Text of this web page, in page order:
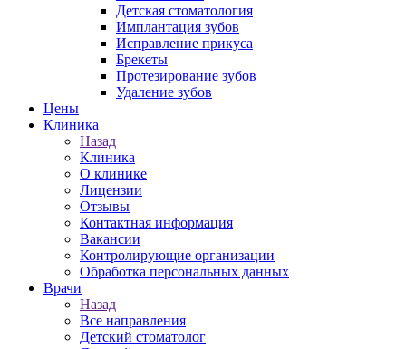
Детская стоматология
Имплантация зубов
Исправление прикуса
Брекеты
Протезирование зубов
Удаление зубов
Цены
Клиника
Назад
Клиника
О клинике
Лицензии
Отзывы
Контактная информация
Вакансии
Контролирующие организации
Обработка персональных данных
Врачи
Назад
Все направления
Детский стоматолог